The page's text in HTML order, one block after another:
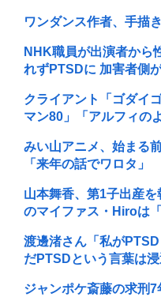
ワンダンス作者、手描
NHK職員が出演者から
れずPTSDに 加害者側
クライアント「ゴダイ
マン80」「アルフィの
みい山アニメ、始まる
「来年の話でワロタ」
山本舞香、第1子出産
のマイファス・Hiroは
渡邊渚さん「私が
だPTSDという言葉は
ジャンポケ斎藤の求刑